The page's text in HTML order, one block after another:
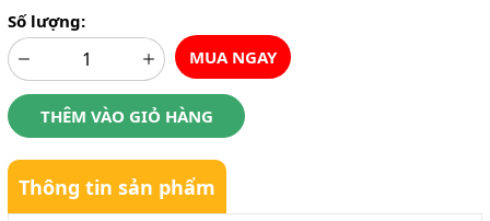
Số lượng:
MUA NGAY
THÊM VÀO GIỎ HÀNG
Thông tin sản phẩm